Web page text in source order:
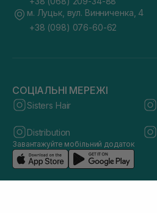
м. Луцьк, вул. Винниченка, 4
+38 (098) 076-60-62
СОЦІАЛЬНІ МЕРЕЖІ
Sisters Hair
Distribution
Завантажуйте мобільний додаток